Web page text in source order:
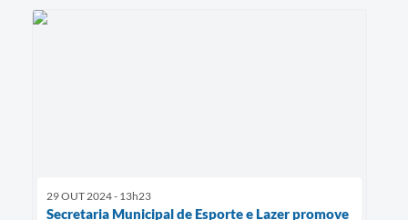
29 OUT 2024 - 13h23
Secretaria Municipal de Esporte e Lazer promove